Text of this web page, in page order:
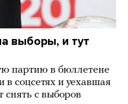
выборы, и тут
партию в бюллетене
соцсетях и уехавшая
снять с выборов